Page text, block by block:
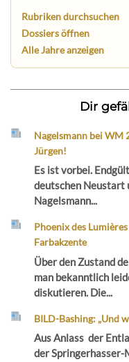
Rubriken durchsuchen
Dossiers öffnen
Alle Jahre anzeigen
Dir
Nagelsmann bei WM
Jürgen!
Es ist vorbei.
deutschen Neustart
Nagelsmann...
Phoenix des
Farbakzente
Über den Zustand
man bekanntlich
diskutieren. Die...
BILD-Bashing: „Und
Aus Anlass der
der Springerhasser-